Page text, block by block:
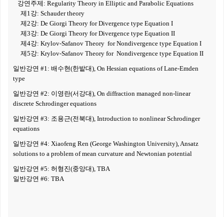
강연주제 : Regularity Theory in Elliptic and Parabolic Equations
제 1 강: Schaudertheory
제2강: De Giorgi Theory for Divergence type Equation I
제3강: De Giorgi Theory for Divergence type Equation II
제4강: Krylov-Safanov Theory forNondivergence type Equation I
제5강: Krylov-Safanov Theory for Nondivergence type Equation II
일반강연 #1: 배수현(한밭대), On Hessian equations of Lane-Emden
type
일반강연 #2: 이영란(서강대), On diffraction managed non-linear
discrete Schrodinger equations
일반강연 #3: 조용근(전북대), Introduction to nonlinear Schrodinger
equations
일반강연 #4: Xiaofeng Ren (George Washington University), Ansatz
solutions to a problem of mean curvature and Newtonian potential
일반강연 #5: 허형진(중앙대), TBA
일반강연 #6: TBA